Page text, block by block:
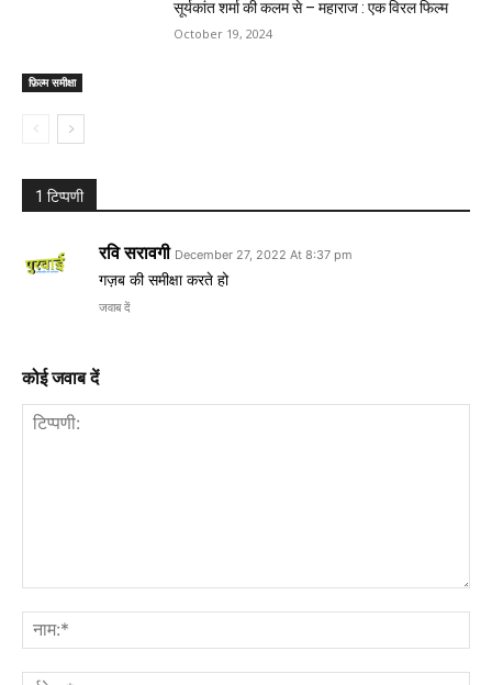
फ़िल्म समीक्षा
सूर्यकांत शर्मा की कलम से – महाराज : एक विरल फिल्म
October 19, 2024
1 टिप्पणी
रवि सरावगी December 27, 2022 At 8:37 pm
गज़ब की समीक्षा करते हो
जवाब दें
कोई जवाब दें